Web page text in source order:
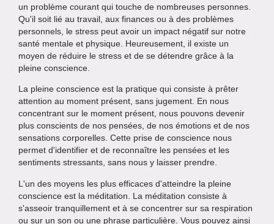
un problème courant qui touche de nombreuses personnes.
Qu'il soit lié au travail, aux finances ou à des problèmes
personnels, le stress peut avoir un impact négatif sur notre
santé mentale et physique. Heureusement, il existe un
moyen de réduire le stress et de se détendre grâce à la
pleine conscience.
La pleine conscience est la pratique qui consiste à prêter
attention au moment présent, sans jugement. En nous
concentrant sur le moment présent, nous pouvons devenir
plus conscients de nos pensées, de nos émotions et de nos
sensations corporelles. Cette prise de conscience nous
permet d'identifier et de reconnaître les pensées et les
sentiments stressants, sans nous y laisser prendre.
L'un des moyens les plus efficaces d'atteindre la pleine
conscience est la méditation. La méditation consiste à
s'asseoir tranquillement et à se concentrer sur sa respiration
ou sur un son ou une phrase particulière. Vous pouvez ainsi